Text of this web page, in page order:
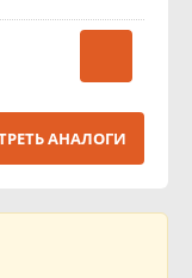
АНАЛОГИ